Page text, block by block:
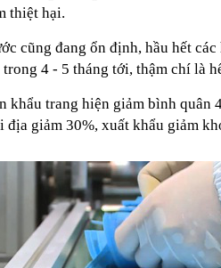
thiệt hại.
cũng đang ổn định, hầu hết
4 - 5 tháng tới, thậm chí là
khẩu trang hiện giảm bình quân
địa giảm 30%, xuất khẩu giảm